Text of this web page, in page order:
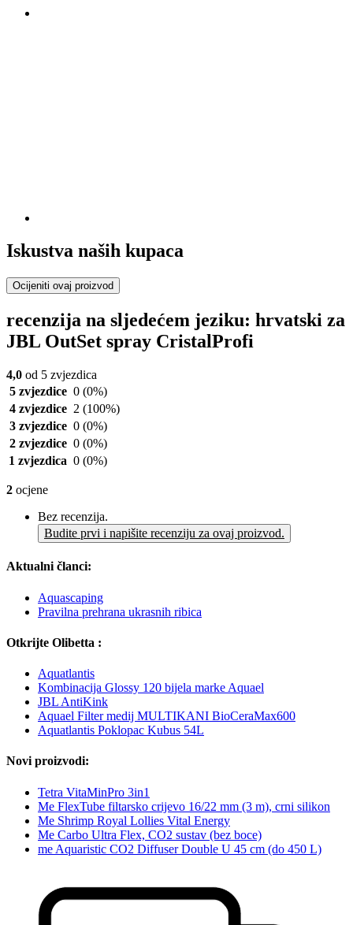
Iskustva naših kupaca
Ocijeniti ovaj proizvod
recenzija na sljedećem jeziku: hrvatski za
JBL OutSet spray CristalProfi
4,0 od 5 zvjezdica
5 zvjezdice 0 (0%)
4 zvjezdice 2 (100%)
3 zvjezdice 0 (0%)
2 zvjezdice 0 (0%)
1 zvjezdica 0 (0%)
2 ocjene
Bez recenzija.
Budite prvi i napišite recenziju za ovaj proizvod.
Aktualni članci:
Aquascaping
Pravilna prehrana ukrasnih ribica
Otkrijte Olibetta :
Aquatlantis
Kombinacija Glossy 120 bijela marke Aquael
JBL AntiKink
Aquael Filter medij MULTIKANI BioCeraMax600
Aquatlantis Poklopac Kubus 54L
Novi proizvodi:
Tetra VitaMinPro 3in1
Me FlexTube filtarsko crijevo 16/22 mm (3 m), crni silikon
Me Shrimp Royal Lollies Vital Energy
Me Carbo Ultra Flex, CO2 sustav (bez boce)
me Aquaristic CO2 Diffuser Double U 45 cm (do 450 L)